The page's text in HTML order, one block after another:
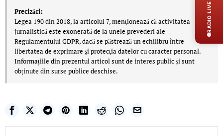
Precizări:
Legea 190 din 2018, la articolul 7, menţionează că activitatea
jurnalistică este exonerată de la unele prevederi ale
Regulamentului GDPR, dacă se păstrează un echilibru între
libertatea de exprimare şi protecţia datelor cu caracter personal.
Informațiile din prezentul articol sunt de interes public și sunt
obținute din surse publice deschise.
RADIO LIVE